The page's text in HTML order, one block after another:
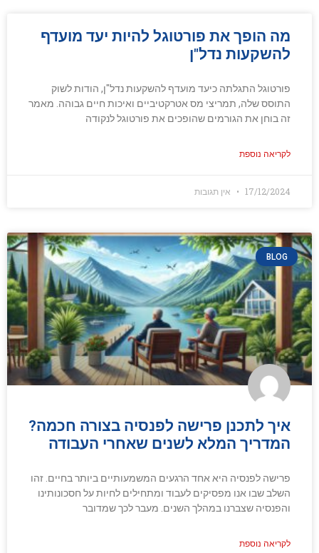
מה הופך את פורטוגל להיות יעד מועדף
להשקעות נדל"ן
פורטוגל התגלתה כיעד מועדף להשקעות נדל"ן, הודות לשוק
התוסס שלה, תמריצי מס אטרקטיביים ואיכות חיים גבוהה. מאמר
זה בוחן את הגורמים שהופכים את פורטוגל לנקודה
לקריאה נוספת
17/12/2024 אין תגובות
BLOG
איך לתכנן פרישה לפנסיה בצורה חכמה?
המדריך המלא לשנים שאחרי העבודה
פרישה לפנסיה היא אחד הרגעים המשמעותיים ביותר בחיים. זהו
השלב שבו אנו מפסיקים לעבוד ומתחילים לחיות על חסכונותינו
והפנסיה שצברנו במהלך השנים. מעבר לכך שמדובר
לקריאה נוספת